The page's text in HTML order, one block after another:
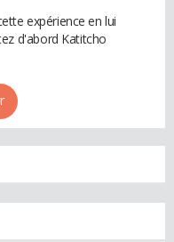
expérience en lui
d'abord Katitcho